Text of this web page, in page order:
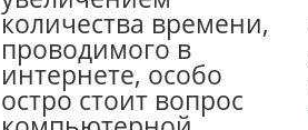
количества времени,
проводимого в
интернете, особо
остро стоит вопрос